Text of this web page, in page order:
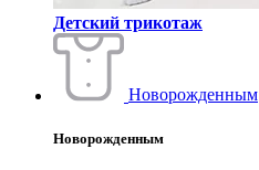
Детский трикотаж
Новорожденным
Новорожденным